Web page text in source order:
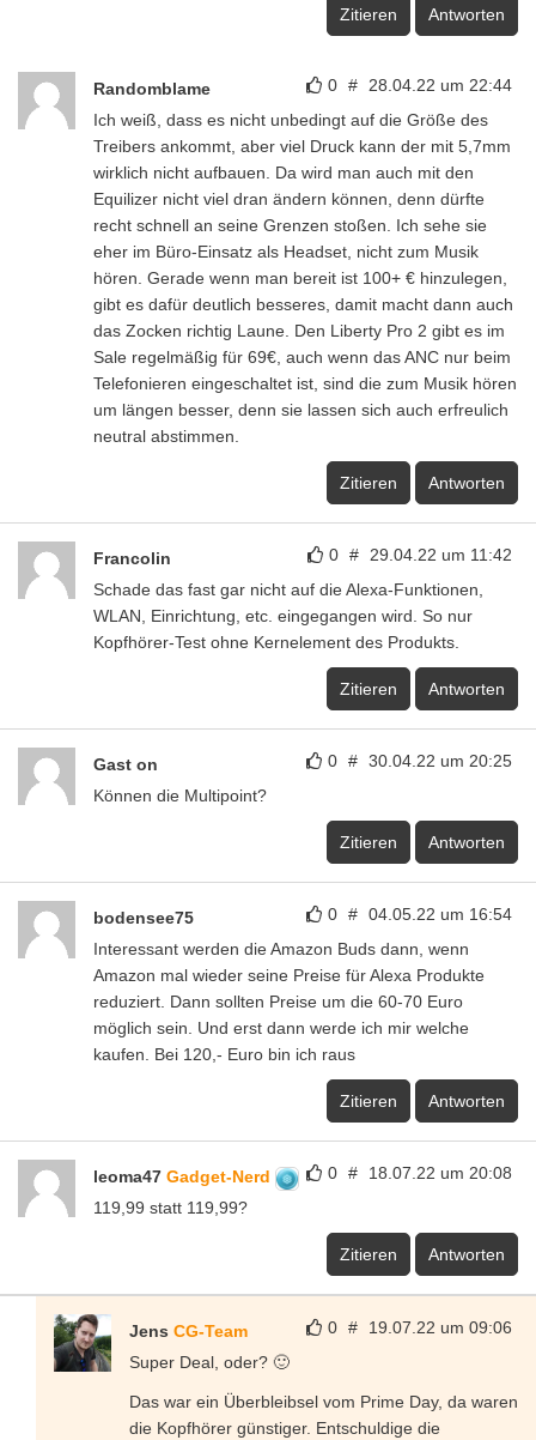
Zitieren Antworten
0 # 28.04.22 um 22:44
Randomblame
Ich weiß, dass es nicht unbedingt auf die Größe des
Treibers ankommt, aber viel Druck kann der mit 5,7mm
wirklich nicht aufbauen. Da wird man auch mit den
Equilizer nicht viel dran ändern können, denn dürfte
recht schnell an seine Grenzen stoßen. Ich sehe sie
eher im Büro-Einsatz als Headset, nicht zum Musik
hören. Gerade wenn man bereit ist 100+ € hinzulegen,
gibt es dafür deutlich besseres, damit macht dann auch
das Zocken richtig Laune. Den Liberty Pro 2 gibt es im
Sale regelmäßig für 69€, auch wenn das ANC nur beim
Telefonieren eingeschaltet ist, sind die zum Musik hören
um längen besser, denn sie lassen sich auch erfreulich
neutral abstimmen.
Zitieren Antworten
0 # 29.04.22 um 11:42
Francolin
Schade das fast gar nicht auf die Alexa-Funktionen,
WLAN, Einrichtung, etc. eingegangen wird. So nur
Kopfhörer-Test ohne Kernelement des Produkts.
Zitieren Antworten
0 # 30.04.22 um 20:25
Gast on
Können die Multipoint?
Zitieren Antworten
0 # 04.05.22 um 16:54
bodensee75
Interessant werden die Amazon Buds dann, wenn
Amazon mal wieder seine Preise für Alexa Produkte
reduziert. Dann sollten Preise um die 60-70 Euro
möglich sein. Und erst dann werde ich mir welche
kaufen. Bei 120,- Euro bin ich raus
Zitieren Antworten
0 # 18.07.22 um 20:08
leoma47 Gadget-Nerd
119,99 statt 119,99?
Zitieren Antworten
0 # 19.07.22 um 09:06
Jens CG-Team
Super Deal, oder? 🙂
Das war ein Überbleibsel vom Prime Day, da waren
die Kopfhörer günstiger. Entschuldige die